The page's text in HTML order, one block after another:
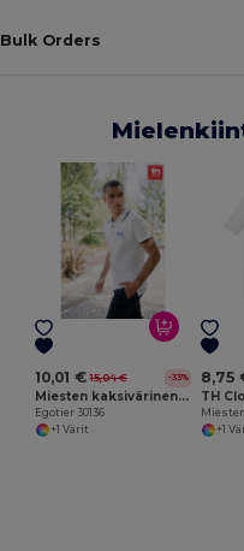
Bulk Orders
10,01 € 15,04 € -33%
Miesten kaksivärinen puuvillainen poolopaita. Valkoinen väri
Egotier 30136
+1 Värit
8,75
TH
+1